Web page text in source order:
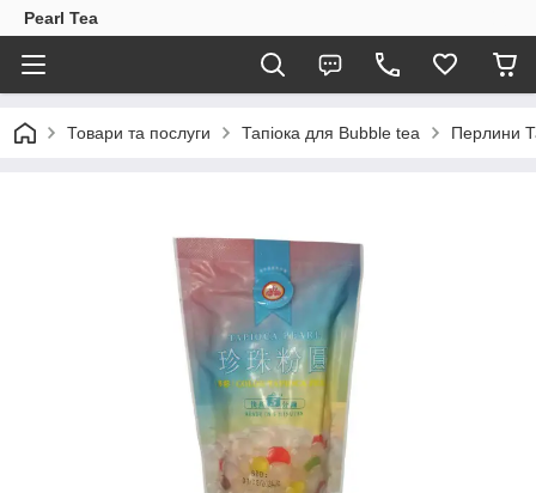
Pearl Tea
Товари та послуги Тапіока для Bubble tea Перлини